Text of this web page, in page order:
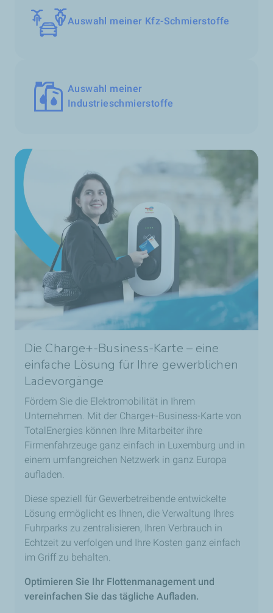
Auswahl meiner Kfz-Schmierstoffe
Auswahl meiner
Industrieschmierstoffe
Die Charge+-Business-Karte – eine
einfache Lösung für Ihre gewerblichen
Ladevorgänge
Fördern Sie die Elektromobilität in Ihrem
Unternehmen. Mit der Charge+-Business-Karte von
TotalEnergies können Ihre Mitarbeiter ihre
Firmenfahrzeuge ganz einfach in Luxemburg und in
einem umfangreichen Netzwerk in ganz Europa
aufladen.
Diese speziell für Gewerbetreibende entwickelte
Lösung ermöglicht es Ihnen, die Verwaltung Ihres
Fuhrparks zu zentralisieren, Ihren Verbrauch in
Echtzeit zu verfolgen und Ihre Kosten ganz einfach
im Griff zu behalten.
Optimieren Sie Ihr Flottenmanagement und
vereinfachen Sie das tägliche Aufladen.